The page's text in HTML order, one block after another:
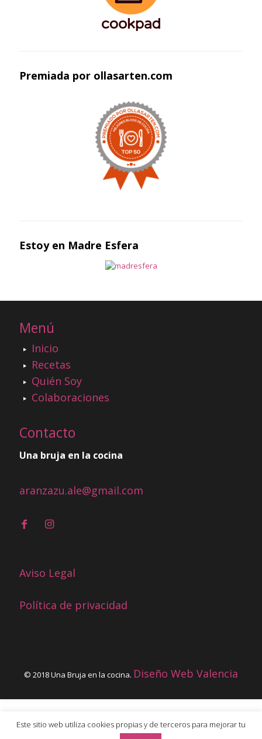
Premiada por ollasarten.com
Estoy en Madre Esfera
Menú
Inicio
Recetas
Quién Soy
Colaboraciones
Contacto
Una bruja en la cocina
aranzazu.ale@gmail.com
Aviso Legal
Política de privacidad
© 2018 Una Bruja en la cocina. Diseño Web Valencia
Este sitio web utiliza cookies propias y de terceros para mejorar tu